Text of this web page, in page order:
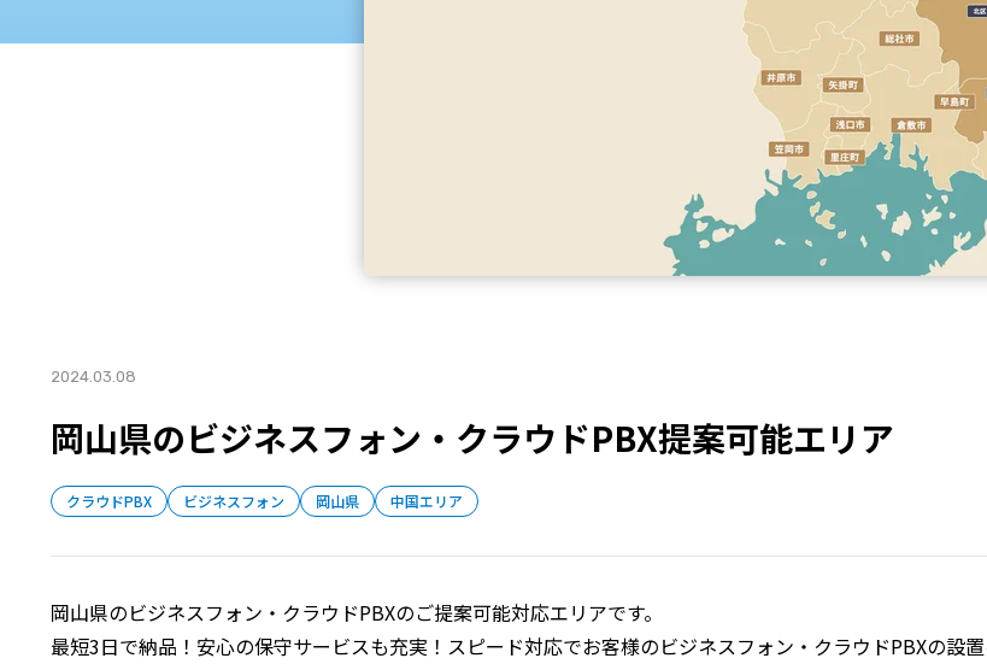
2024.03.08
岡山県のビジネスフォン・クラウドPBX提案可能エリア
クラウドPBX ビジネスフォン 岡山県 中国エリア
岡山県のビジネスフォン・クラウドPBXのご提案可能対応エリアです。
最短3日で納品！安心の保守サービスも充実！スピード対応でお客様のビジネスフォン・クラウドPBXの設